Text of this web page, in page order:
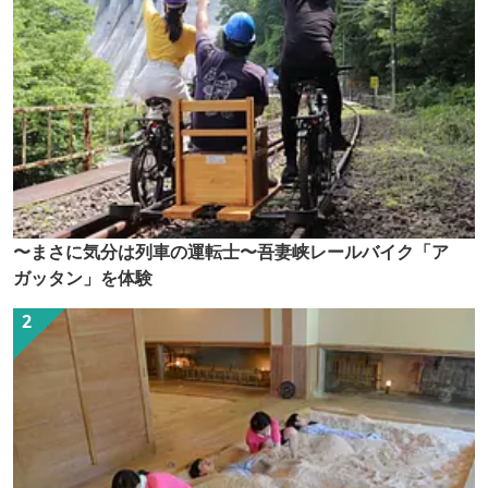
〜まさに気分は列車の運転士〜吾妻峡レールバイク「ア
ガッタン」を体験